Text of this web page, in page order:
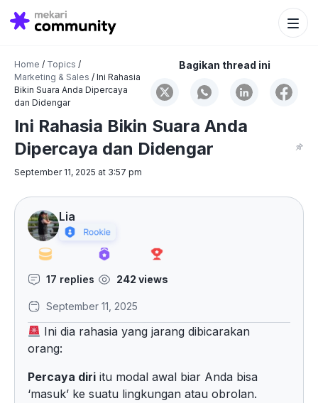
Search
for:
Search
Home / Topics /
Marketing & Sales / Ini Rahasia
Bikin Suara Anda Dipercaya
dan Didengar
Bagikan thread ini
Ini Rahasia Bikin Suara Anda
Dipercaya dan Didengar
September 11, 2025 at 3:57 pm
Lia
17 replies 242 views
September 11, 2025
Ini dia rahasia yang jarang dibicarakan
orang:
Percaya diri itu modal awal biar Anda bisa
‘masuk’ ke suatu lingkungan atau obrolan.